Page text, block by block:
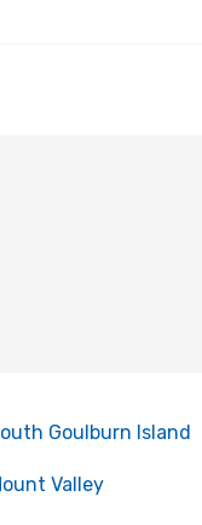
Goulburn Island
Valley